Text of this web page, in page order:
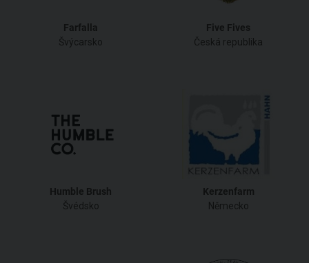
Farfalla
Švýcarsko
Five Fives
Česká republika
Humble Brush
Švédsko
Kerzenfarm
Německo